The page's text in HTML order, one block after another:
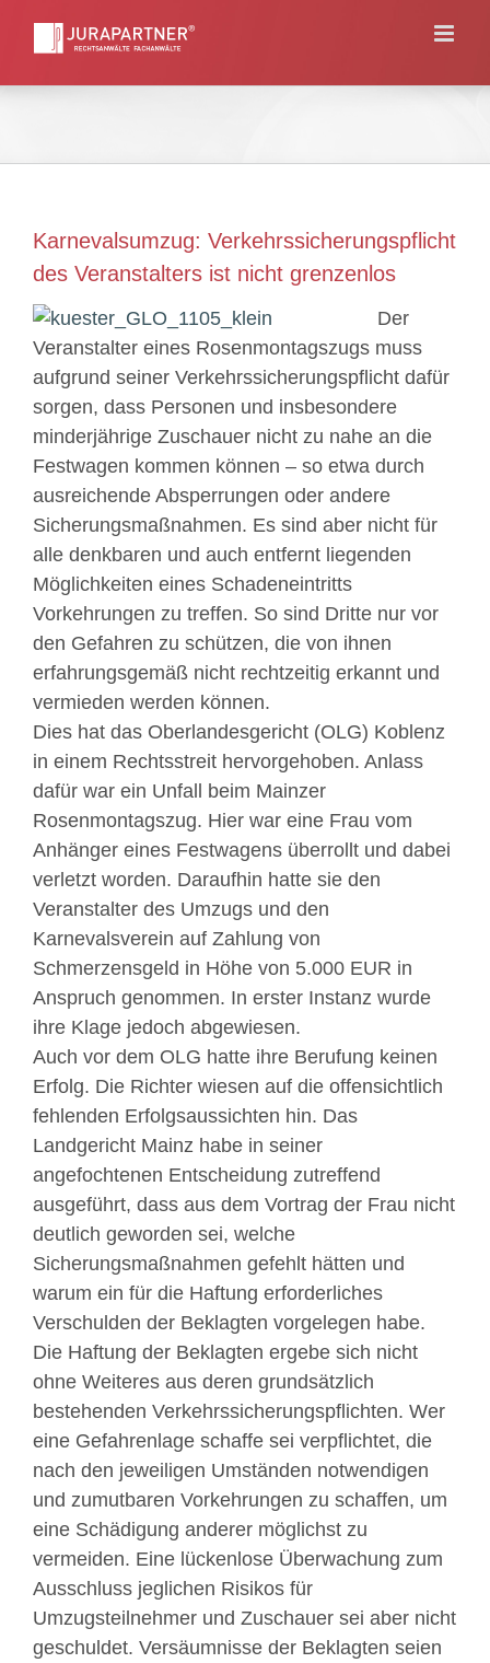
Karnevalsumzug: Verkehrssicherungspflicht
des Veranstalters ist nicht grenzenlos
Der
Veranstalter eines Rosenmontagszugs muss
aufgrund seiner Verkehrssicherungspflicht dafür
sorgen, dass Personen und insbesondere
minderjährige Zuschauer nicht zu nahe an die
Festwagen kommen können – so etwa durch
ausreichende Absperrungen oder andere
Sicherungsmaßnahmen. Es sind aber nicht für
alle denkbaren und auch entfernt liegenden
Möglichkeiten eines Schadeneintritts
Vorkehrungen zu treffen. So sind Dritte nur vor
den Gefahren zu schützen, die von ihnen
erfahrungsgemäß nicht rechtzeitig erkannt und
vermieden werden können.
Dies hat das Oberlandesgericht (OLG) Koblenz
in einem Rechtsstreit hervorgehoben. Anlass
dafür war ein Unfall beim Mainzer
Rosenmontagszug. Hier war eine Frau vom
Anhänger eines Festwagens überrollt und dabei
verletzt worden. Daraufhin hatte sie den
Veranstalter des Umzugs und den
Karnevalsverein auf Zahlung von
Schmerzensgeld in Höhe von 5.000 EUR in
Anspruch genommen. In erster Instanz wurde
ihre Klage jedoch abgewiesen.
Auch vor dem OLG hatte ihre Berufung keinen
Erfolg. Die Richter wiesen auf die offensichtlich
fehlenden Erfolgsaussichten hin. Das
Landgericht Mainz habe in seiner
angefochtenen Entscheidung zutreffend
ausgeführt, dass aus dem Vortrag der Frau nicht
deutlich geworden sei, welche
Sicherungsmaßnahmen gefehlt hätten und
warum ein für die Haftung erforderliches
Verschulden der Beklagten vorgelegen habe.
Die Haftung der Beklagten ergebe sich nicht
ohne Weiteres aus deren grundsätzlich
bestehenden Verkehrssicherungspflichten. Wer
eine Gefahrenlage schaffe sei verpflichtet, die
nach den jeweiligen Umständen notwendigen
und zumutbaren Vorkehrungen zu schaffen, um
eine Schädigung anderer möglichst zu
vermeiden. Eine lückenlose Überwachung zum
Ausschluss jeglichen Risikos für
Umzugsteilnehmer und Zuschauer sei aber nicht
geschuldet. Versäumnisse der Beklagten seien